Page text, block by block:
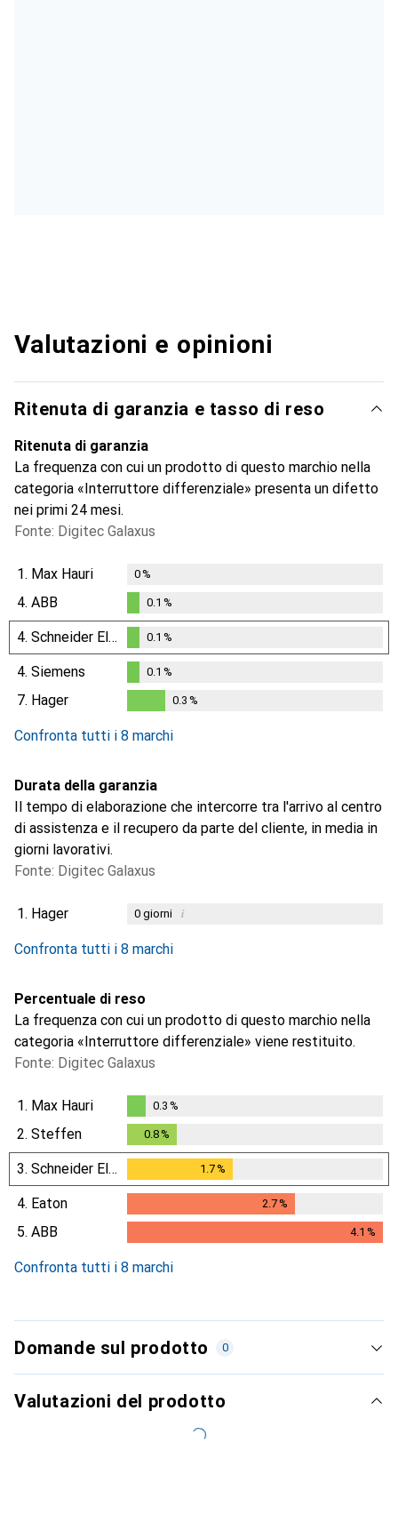
Valutazioni e opinioni
Ritenuta di garanzia e tasso di reso
Ritenuta di garanzia
La frequenza con cui un prodotto di questo marchio nella
categoria «Interruttore differenziale» presenta un difetto
nei primi 24 mesi.
Fonte: Digitec Galaxus
1. Max Hauri 0%
4. ABB
0.1%
0.1 %
4. Schneider Electric
0.1%
0.1 %
4. Siemens
%
0.1 %
7. Hager 0.3 %
Confronta tutti i 8 marchi
Durata della garanzia
Il tempo di elaborazione che intercorre tra l'arrivo al centro
di assistenza e il recupero da parte del cliente, in media in
giorni lavorativi.
Fonte: Digitec Galaxus
1. Hager 0giorni i
Confronta tutti i 8 marchi
Percentuale di reso
La frequenza con cui un prodotto di questo marchio nella
categoria «Interruttore differenziale» viene restituito.
Fonte: Digitec Galaxus
1. Max Hauri
0.3%
0.3 %
2. Steffen 0.8%
3. Schneider Electric 1.7%
4. Eaton 2.7%
5. ABB 4.1 %
Confronta tutti i 8 marchi
Domande sul prodotto 0
Valutazioni del prodotto